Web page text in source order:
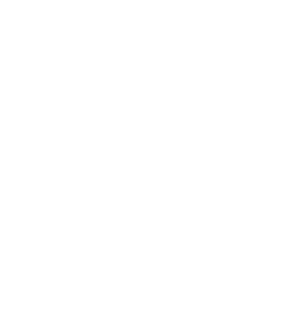
par un point curieux sur
le livre papier et le livre
pas sur votre ebook ou